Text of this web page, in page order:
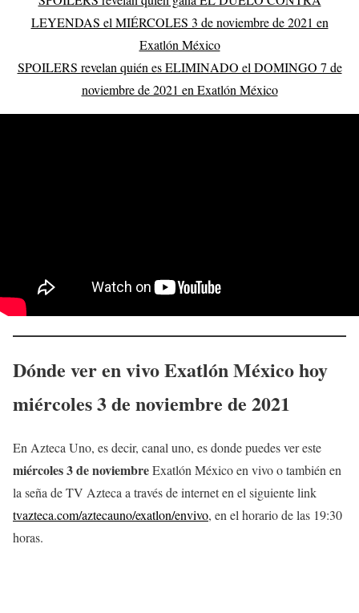
LEYENDAS el MIÉRCOLES 3 de noviembre de 2021 en
Exatlón México
SPOILERS revelan quién es ELIMINADO el DOMINGO 7 de
noviembre de 2021 en Exatlón México
Dónde ver en vivo Exatlón México hoy
miércoles 3 de noviembre de 2021
En Azteca Uno, es decir, canal uno, es donde puedes ver este
miércoles 3 de noviembreExatlón México en vivo o también en
la seña de TV Azteca a través de internet en el siguiente link
tvazteca.com/aztecauno/exatlon/envivo, en el horario de las 19:30
horas.